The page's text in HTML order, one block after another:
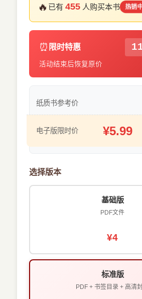
🔥 已有455 人购买本书 热销
⏰ 限时特惠
活动结束后恢复原价
纸质书参考价
电子版限时价 ¥5.99
选择版本
基础版
PDF文件
¥4
标准版
PDF + 书签目录 + 高清